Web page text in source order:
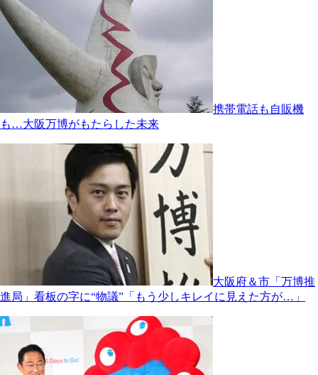
携帯電話も自販機
も…大阪万博がもたらした未来
大阪府＆市「万博推
進局」看板の字に“物議”「もう少しキレイに見えた方が…」